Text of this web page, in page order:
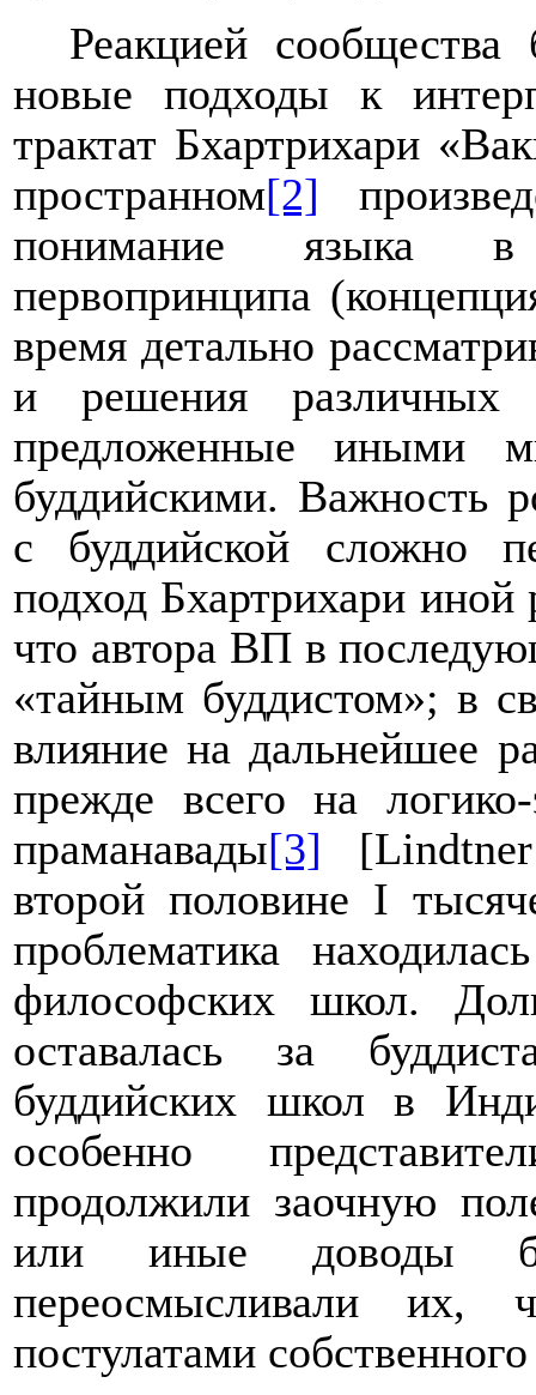
Реакцией
новые подходы к
трактат Бхартрихари
пространном[2]
понимание языка в
первопринципа
время детально
и решения различных
предложенные иными
буддийскими. Важность
с буддийской сложно
подход Бхартрихари иной
что автора ВП в
«тайным буддистом»; в
влияние на дальнейшее
прежде всего на
праманавады[3] [Lindtner
второй половине I
проблематика
философских школ.
оставалась за
буддийских школ в
особенно
продолжили заочную
или иные доводы
переосмысливали их,
постулатами